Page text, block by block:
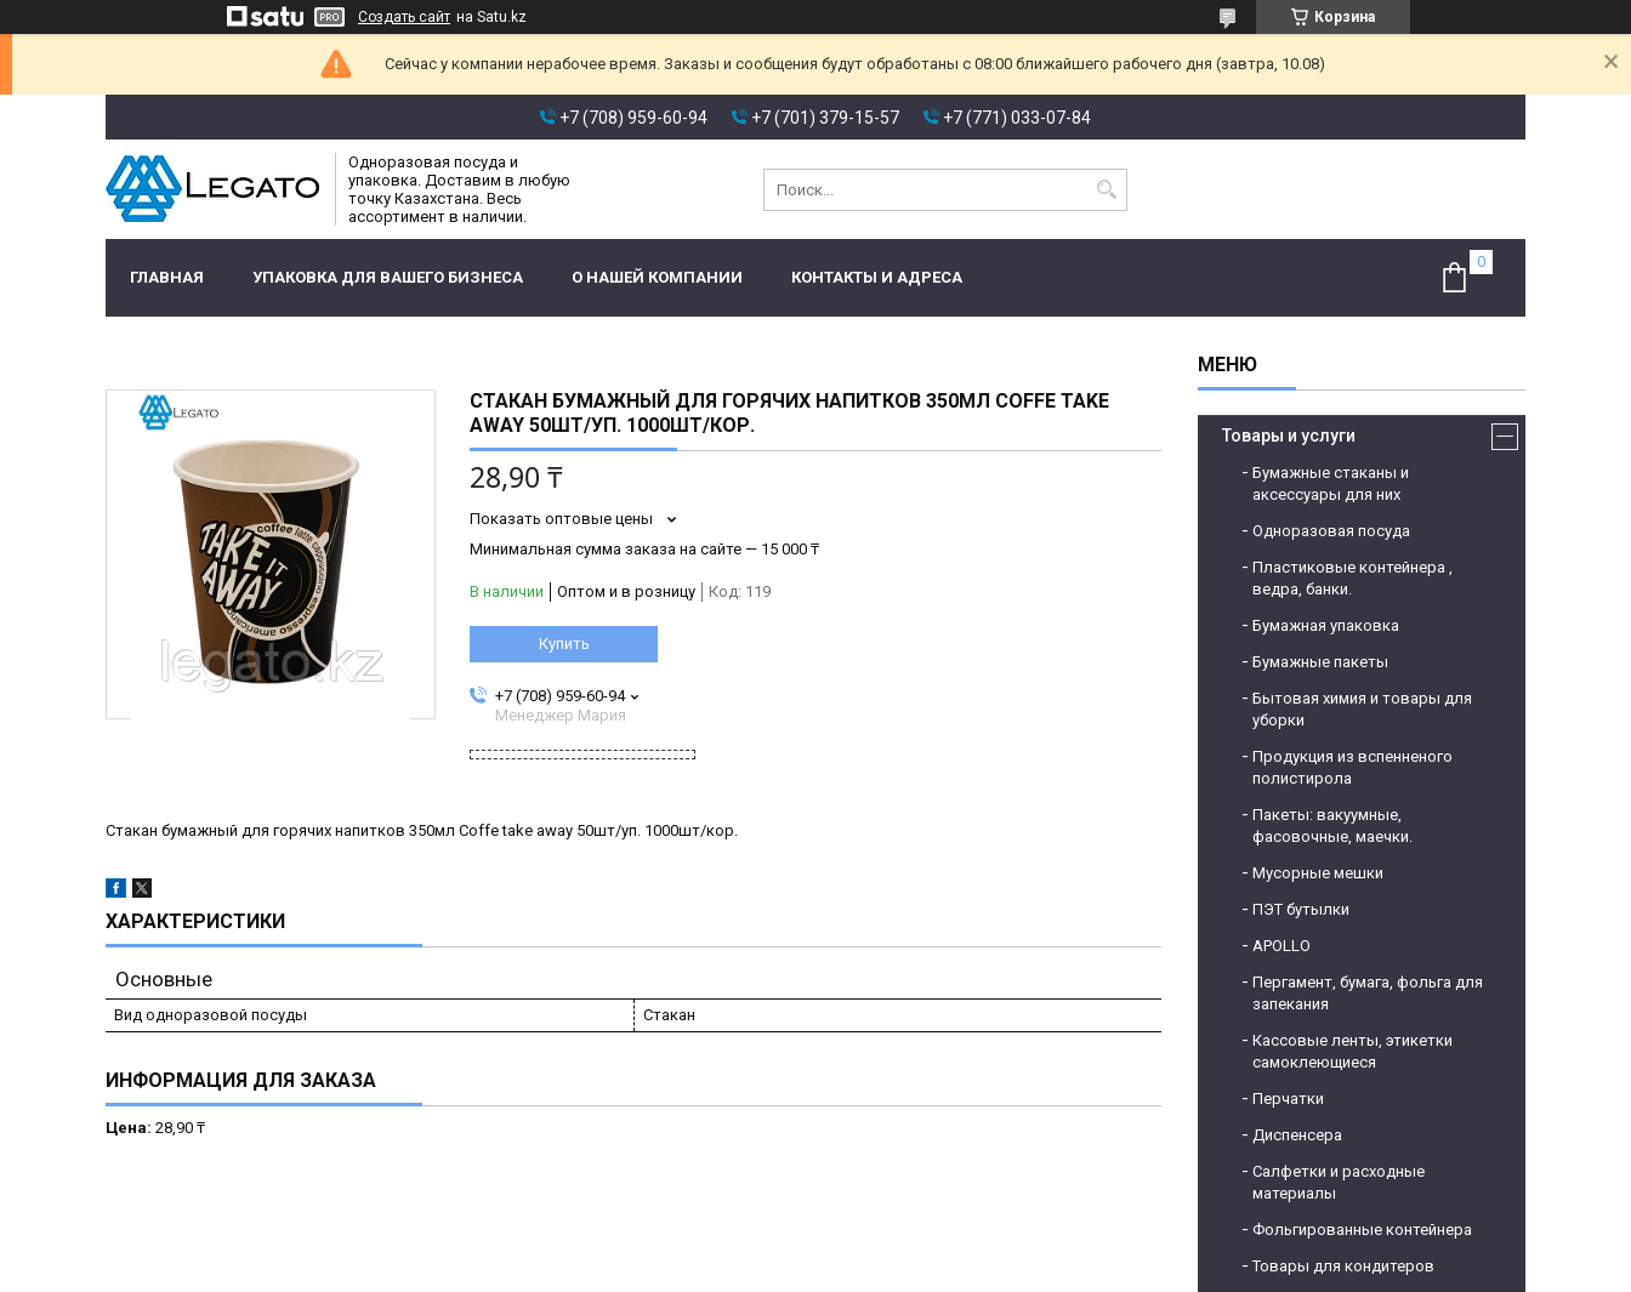
Создать сайт на Satu.kz Корзина
Сейчас у компании нерабочее время. Заказы и сообщения будут обработаны с 08:00 ближайшего рабочего дня (завтра, 10.08)
+7 (708) 959-60-94 +7 (701) 379-15-57 +7 (771) 033-07-84
Одноразовая посуда и
упаковка. Доставим в любую
точку Казахстана. Весь
ассортимент в наличии.
ГЛАВНАЯ УПАКОВКА ДЛЯ ВАШЕГО БИЗНЕСА О НАШЕЙ КОМПАНИИ КОНТАКТЫ И АДРЕСА
СТАКАН БУМАЖНЫЙ ДЛЯ ГОРЯЧИХ НАПИТКОВ 350МЛ COFFE TAKE
AWAY 50ШТ/УП. 1000ШТ/КОР.
28,90 ₸
Показать оптовые цены
Минимальная сумма заказа на сайте — 15 000 ₸
В наличии Оптом и в розницу Код: 119
Купить
+7 (708) 959-60-94
Менеджер Мария
Стакан бумажный для горячих напитков 350мл Coffe take away 50шт/уп. 1000шт/кор.
ХАРАКТЕРИСТИКИ
Основные
Вид одноразовой посуды Стакан
ИНФОРМАЦИЯ ДЛЯ ЗАКАЗА
Цена: 28,90 ₸
Товары и услуги
Бумажные стаканы и
аксессуары для них
Одноразовая посуда
Пластиковые контейнера ,
ведра, банки.
Бумажная упаковка
Бумажные пакеты
Бытовая химия и товары для
уборки
Продукция из вспенненого
полистирола
Пакеты: вакуумные,
фасовочные, маечки.
Мусорные мешки
ПЭТ бутылки
APOLLO
Пергамент, бумага, фольга для
запекания
Кассовые ленты, этикетки
самоклеющиеся
Перчатки
Диспенсера
Салфетки и расходные
материалы
Фольгированные контейнера
Товары для кондитеров